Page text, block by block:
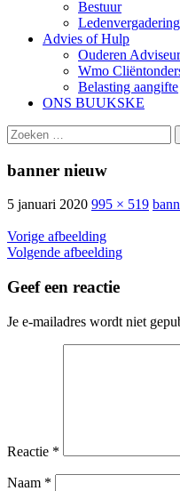
Bestuur
Advies of Hulp
Ouderen Adviseur
Wmo
Belasting aangifte
ONS BUUKSKE
Zoeken
naar:
banner nieuw
5 januari 2020 995 × 519
Vorige afbeelding
Volgende afbeelding
Geef een reactie
Je e-mailadres wordt niet
Reactie *
Naam *